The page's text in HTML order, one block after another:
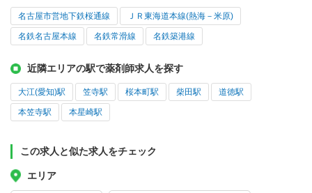
名古屋市営地下鉄桜通線 ＪＲ東海道本線(熱海－米原)
名鉄名古屋本線 名鉄常滑線 名鉄築港線
近隣エリアの駅で薬剤師求人を探す
大江(愛知)駅 笠寺駅 桜本町駅 柴田駅 道徳駅
本笠寺駅 本星崎駅
この求人と似た求人をチェック
エリア